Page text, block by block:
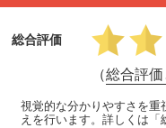
総合評価
（総合評価
視覚的な分かりやすさを
えを行います。詳しくは「